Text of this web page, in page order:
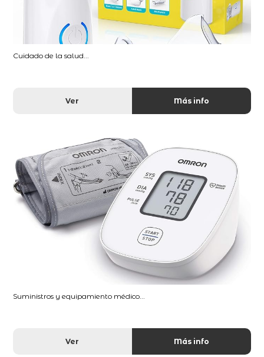
Cuidado de la salud...
Ver Más info
Suministros y equipamiento médico...
Ver Más info